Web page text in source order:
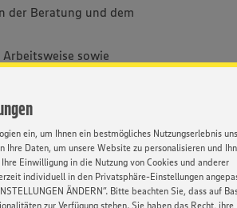
ein, um Ihnen ein bestmögliches Nutzungserlebnis
Daten, um unsere Website zu personalisieren und
Einwilligung in die Nutzung von Cookies und anderer
individuell in den Privatsphäre-Einstellungen
ÄNDERN”. Bitte beachten Sie, dass auf
zur Verfügung stehen. Sie haben das Recht, ihre
der Beratung und dem
sowie